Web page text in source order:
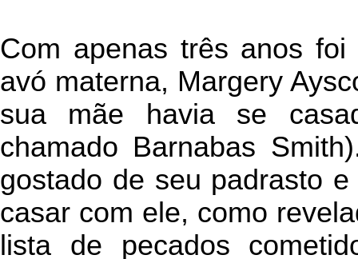
Com apenas três anos
avó materna, Margery
sua mãe havia se
chamado Barnabas
gostado de seu padrasto
casar com ele, como
lista de pecados